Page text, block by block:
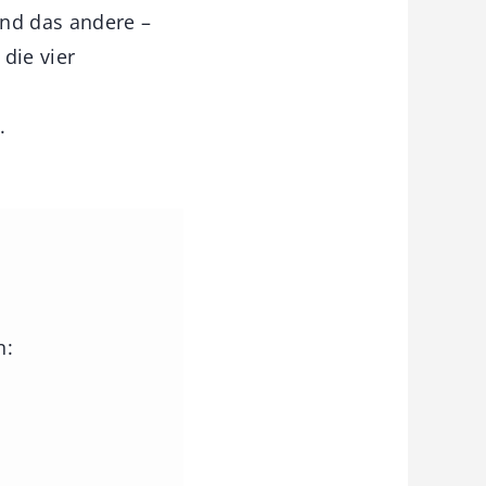
das andere –
die vier